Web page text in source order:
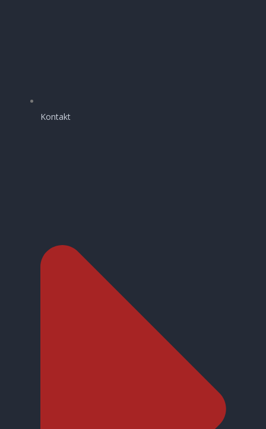
Kontakt